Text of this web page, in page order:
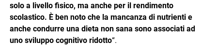
solo a livello fisico, ma anche per il rendimento
scolastico. È ben noto che la mancanza di nutrienti e
anche condurre una dieta non sana sono associati ad
uno sviluppo cognitivo ridotto“.